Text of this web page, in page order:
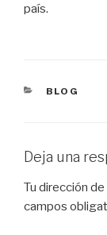
país.
BLOG
Deja una
Tu dirección
campos